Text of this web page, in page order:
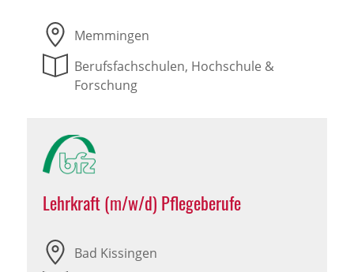
Memmingen
Berufsfachschulen, Hochschule &
Forschung
Lehrkraft (m/w/d) Pflegeberufe
Bad Kissingen